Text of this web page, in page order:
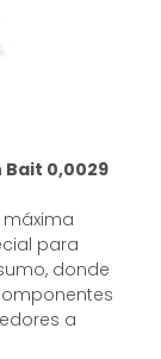
Bait 0,0029
para
donde
a